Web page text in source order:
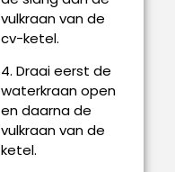
vulkraan van de
cv-ketel.
4. Draai eerst de
waterkraan open
en daarna de
vulkraan van de
ketel.